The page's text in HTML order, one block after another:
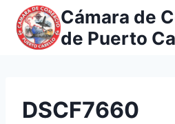
Saltar
contenido
Cámara de
de Puerto
DSCF7660